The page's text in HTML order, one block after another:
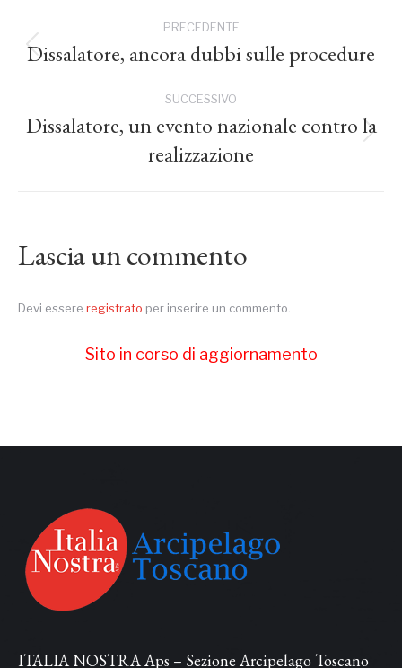
tra
PRECEDENTE
Post
Dissalatore, ancora dubbi sulle procedure
SUCCESSIVO
post:
Dissalatore, un evento nazionale contro la
realizzazione
Lascia un commento
Devi essere registrato per inserire un commento.
Sito in corso di aggiornamento
ITALIA NOSTRA Aps – Sezione Arcipelago Toscano